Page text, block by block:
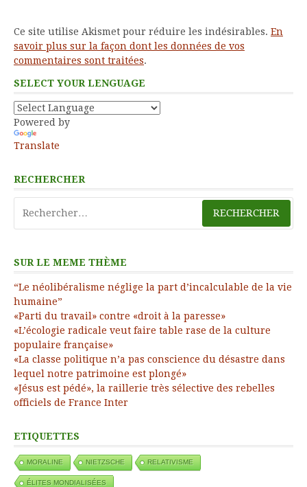
Ce site utilise Akismet pour réduire les indésirables. En
savoir plus sur la façon dont les données de vos
commentaires sont traitées.
SELECT YOUR LENGUAGE
Powered by
Translate
RECHERCHER
SUR LE MEME THÈME
“Le néolibéralisme néglige la part d’incalculable de la vie
humaine”
«Parti du travail» contre «droit à la paresse»
«L’écologie radicale veut faire table rase de la culture
populaire française»
«La classe politique n’a pas conscience du désastre dans
lequel notre patrimoine est plongé»
«Jésus est pédé», la raillerie très sélective des rebelles
officiels de France Inter
ETIQUETTES
MORALINE NIETZSCHE RELATIVISME
ÉLITES MONDIALISÉES